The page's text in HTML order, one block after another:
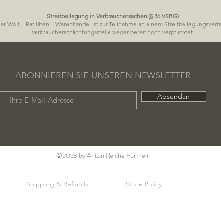
Streitbeilegung in Verbrauchersachen (§ 36 VSBG)
Wolf – Ratitäten – Warenhandel ist zur Teilnahme an einem
Verbraucherschlichtungsstelle weder bereit noch verpflichtet.
ABONNIEREN SIE UNSEREN NEWSLETTER
Absenden
Shipping & Refunds Store Policy
©2023 by Anton Reiche Formen